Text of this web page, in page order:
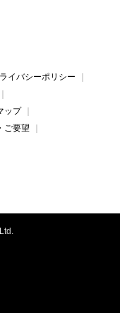
イバシーポリシー
ップ
ご要望